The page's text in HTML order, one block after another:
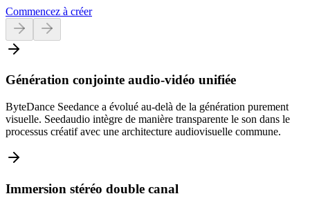
Commencez à créer
Génération conjointe audio-vidéo unifiée
ByteDance Seedance a évolué au-delà de la génération purement
visuelle. Seedaudio intègre de manière transparente le son dans le
processus créatif avec une architecture audiovisuelle commune.
Immersion stéréo double canal